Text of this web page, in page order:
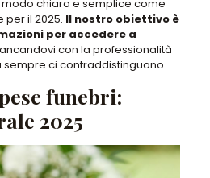
chiaro e semplice come
per il 2025. Il nostro obiettivo è
per accedere a
con la professionalità
ci contraddistinguono.
funebri:
2025